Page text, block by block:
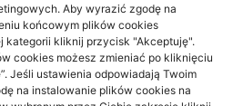
Aby wyrazić zgodę na
końcowym plików cookies
kliknij przycisk "Akceptuję".
cookies możesz zmieniać po kliknięciu
Jeśli ustawienia odpowiadają Twoim
na instalowanie plików cookies na